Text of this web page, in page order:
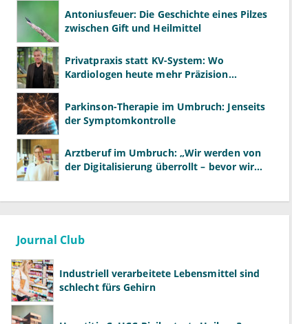
Antoniusfeuer: Die Geschichte eines Pilzes
zwischen Gift und Heilmittel
Privatpraxis statt KV-System: Wo
Kardiologen heute mehr Präzision
entstehen
Parkinson-Therapie im Umbruch: Jenseits
der Symptomkontrolle
Arztberuf im Umbruch: „Wir werden von
der Digitalisierung überrollt – bevor wir
Journal Club
Industriell verarbeitete Lebensmittel sind
schlecht fürs Gehirn